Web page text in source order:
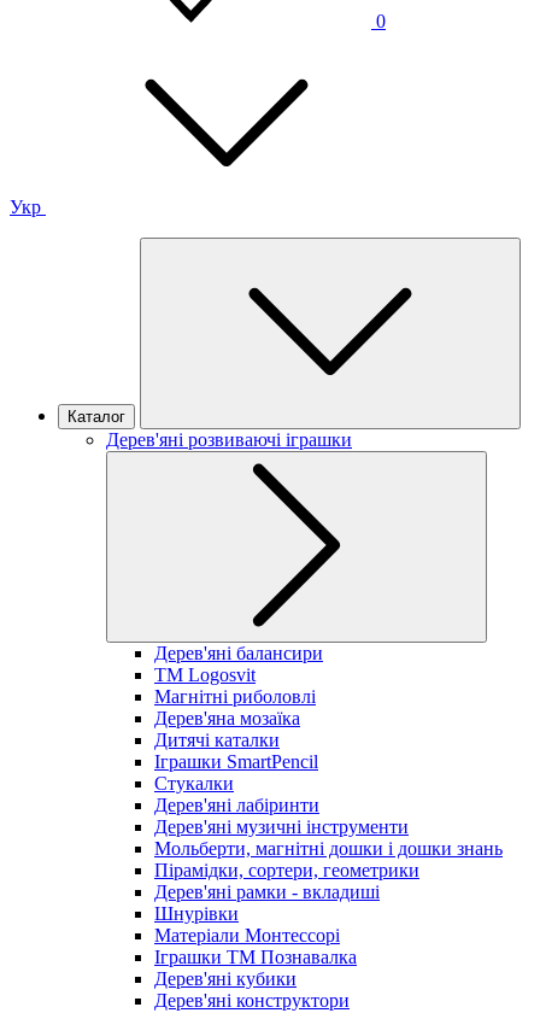
0
Укр
Каталог
Дерев'яні розвиваючі іграшки
Дерев'яні балансири
TM Logosvit
Магнітні риболовлі
Дерев'яна мозаїка
Дитячі каталки
Іграшки SmartPencil
Стукалки
Дерев'яні лабіринти
Дерев'яні музичні інструменти
Мольберти, магнітні дошки і дошки знань
Пірамідки, сортери, геометрики
Дерев'яні рамки - вкладиші
Шнурівки
Матеріали Монтессорі
Іграшки ТМ Познавалка
Дерев'яні кубики
Дерев'яні конструктори